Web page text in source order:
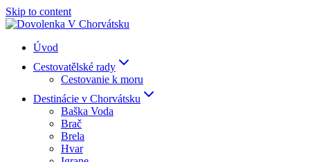
Skip to content
Úvod
Cestovatělské rady
Cestovanie k moru
Destinácie v Chorvátsku
Baška Voda
Brač
Brela
Hvar